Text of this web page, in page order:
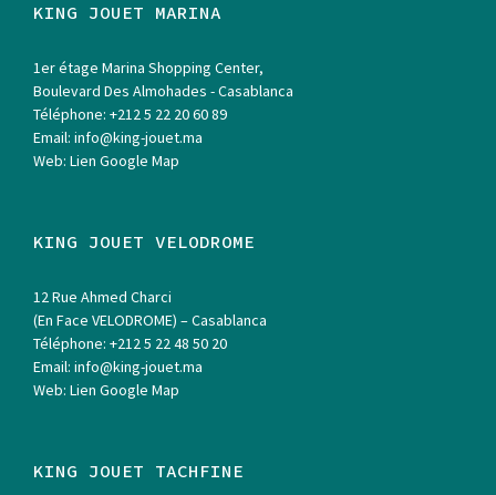
KING JOUET MARINA
1er étage Marina Shopping Center,
Boulevard Des Almohades - Casablanca
Téléphone: +212 5 22 20 60 89
Email: info@king-jouet.ma
Web: Lien Google Map
KING JOUET VELODROME
12 Rue Ahmed Charci
(En Face VELODROME) – Casablanca
Téléphone: +212 5 22 48 50 20
Email: info@king-jouet.ma
Web: Lien Google Map
KING JOUET TACHFINE